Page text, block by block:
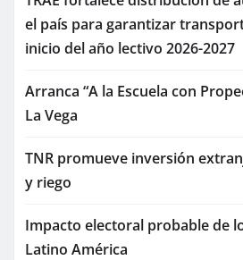
el país para garantizar
inicio del año lectivo 2026-2027
Arranca “A la Escuela con
La Vega
TNR promueve inversión
y riego
Impacto electoral probable de
Latino América